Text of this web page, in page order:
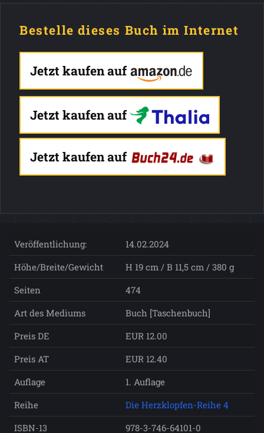
Bestelle dieses Buch im Internet
Jetzt kaufen auf
Jetzt kaufen auf
Jetzt kaufen auf
Veröffentlichung:
14.02.2024
Höhe/Breite/Gewicht
H 19 cm / B 11,5 cm / 380 g
Seiten
474
Art des Mediums
Buch [Taschenbuch]
Preis DE
EUR 12.00
Preis AT
EUR 12.40
Auflage
1. Auflage
Reihe
Die Herzklopfen-Reihe 4
ISBN-13
978-3-746-64101-0